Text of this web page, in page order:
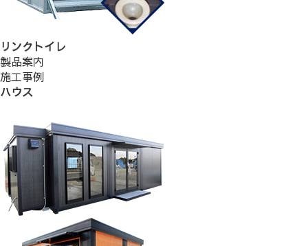
リンクトイレ
製品案内
施工事例
ハウス